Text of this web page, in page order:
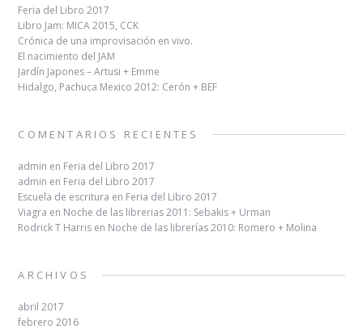
Feria del Libro 2017
Libro Jam: MICA 2015, CCK
Crónica de una improvisación en vivo.
El nacimiento del JAM
Jardín Japones – Artusi + Emme
Hidalgo, Pachuca Mexico 2012: Cerón + BEF
COMENTARIOS RECIENTES
admin en Feria del Libro 2017
admin en Feria del Libro 2017
Escuela de escritura en Feria del Libro 2017
Viagra en Noche de las librerias 2011: Sebakis + Urman
Rodrick T Harris en Noche de las librerías 2010: Romero + Molina
ARCHIVOS
abril 2017
febrero 2016